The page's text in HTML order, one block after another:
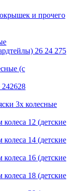
и прочего
26 24 275
(с
3х колесные
12 (детские
14 (детские
16 (детские
18 (детские